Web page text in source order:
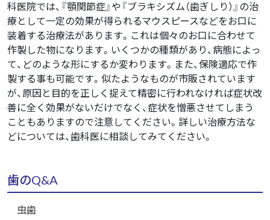
科医院では、『顎関節症』や『ブラキシズム（歯ぎしり）』の治
療として一定の効果が得られるマウスピースなどをお口に
装着する治療法があります。これは個々のお口に合わせて
作製した物になります。いくつかの種類があり、病態によっ
て、どのような形にするか変わります。また、保険適応で作
製する事も可能です。似たようなものが市販されています
が、原因と目的を正しく捉えて精密に行われなければ症状改
善に全く効果がないだけでなく、症状を憎悪させてしまう
こともありますので注意してください。詳しい治療方法な
どについては、歯科医に相談してみてください。
歯のQ&A
虫歯